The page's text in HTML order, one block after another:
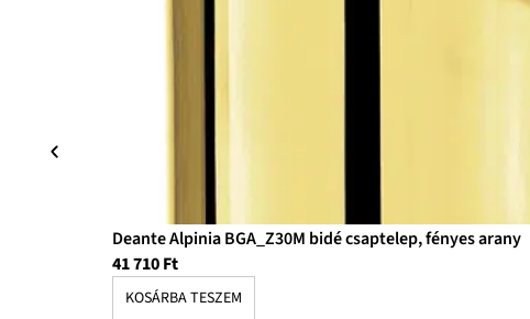
Deante Alpinia BGA_Z30M bidé csaptelep, fényes arany
41 710Ft
KOSÁRBA TESZEM